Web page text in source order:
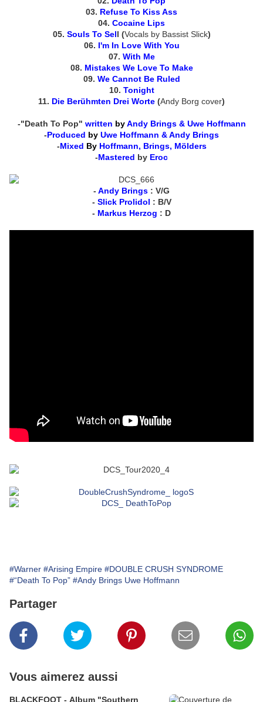
03. Refuse To Kiss Ass
04. Cocaine Lips
05. Souls To Sell (Vocals by Bassist Slick)
06. I'm In Love With You
07. With Me
08. Mistakes We Love To Make
09. We Cannot Be Ruled
10. Tonight
11. Die Berühmten Drei Worte (Andy Borg cover)
-"Death To Pop" written byAndy Brings & Uwe Hoffmann
-Produced by Uwe Hoffmann & Andy Brings
-Mixed ByHoffmann, Brings, Mölders
-Mastered by Eroc
- Andy Brings : V/G
- Slick Prolidol : B/V
- Markus Herzog : D
#Warner #Arising Empire #DOUBLE CRUSH SYNDROME
#“Death To Pop” #Andy Brings Uwe Hoffmann
Partager
Vous aimerez aussi
BLACKFOOT - Album "Southern